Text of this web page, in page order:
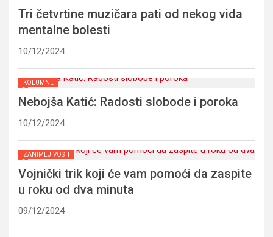
Tri četvrtine muzičara pati od nekog vida
mentalne bolesti
10/12/2024
KOLUMNE
Nebojša Katić: Radosti slobode i poroka
10/12/2024
ZANIMLJIVOSTI
Vojnički trik koji će vam pomoći da zaspite
u roku od dva minuta
09/12/2024